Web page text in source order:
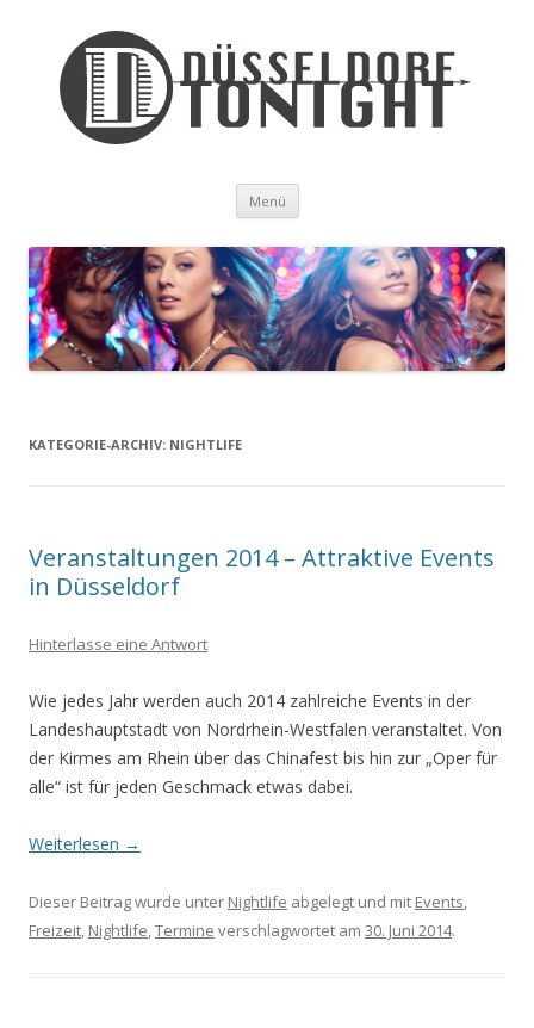
Menü Zum Inhalt springen
KATEGORIE-ARCHIV: NIGHTLIFE
Veranstaltungen 2014 – Attraktive Events
in Düsseldorf
Hinterlasse eine Antwort
Wie jedes Jahr werden auch 2014 zahlreiche Events in der
Landeshauptstadt von Nordrhein-Westfalen veranstaltet. Von
der Kirmes am Rhein über das Chinafest bis hin zur „Oper für
alle“ ist für jeden Geschmack etwas dabei.
Weiterlesen →
Dieser Beitrag wurde unter Nightlife abgelegt und mit Events,
Freizeit, Nightlife,Termine verschlagwortet am 30. Juni 2014.